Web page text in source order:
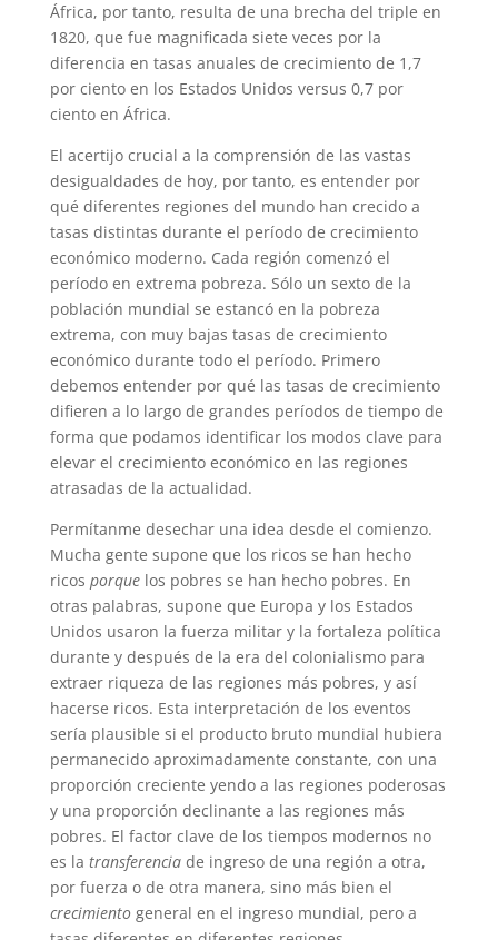
África, por tanto, resulta de una brecha del triple en
1820, que fue magnificada siete veces por la
diferencia en tasas anuales de crecimiento de 1,7
por ciento en los Estados Unidos versus 0,7 por
ciento en África.
El acertijo crucial a la comprensión de las vastas
desigualdades de hoy, por tanto, es entender por
qué diferentes regiones del mundo han crecido a
tasas distintas durante el período de crecimiento
económico moderno. Cada región comenzó el
período en extrema pobreza. Sólo un sexto de la
población mundial se estancó en la pobreza
extrema, con muy bajas tasas de crecimiento
económico durante todo el período. Primero
debemos entender por qué las tasas de crecimiento
difieren a lo largo de grandes períodos de tiempo de
forma que podamos identificar los modos clave para
elevar el crecimiento económico en las regiones
atrasadas de la actualidad.
Permítanme desechar una idea desde el comienzo.
Mucha gente supone que los ricos se han hecho
ricos porquelos pobres se han hecho pobres. En
otras palabras, supone que Europa y los Estados
Unidos usaron la fuerza militar y la fortaleza política
durante y después de la era del colonialismo para
extraer riqueza de las regiones más pobres, y así
hacerse ricos. Esta interpretación de los eventos
sería plausible si el producto bruto mundial hubiera
permanecido aproximadamente constante, con una
proporción creciente yendo a las regiones poderosas
y una proporción declinante a las regiones más
pobres. El factor clave de los tiempos modernos no
es la transferenciade ingreso de una región a otra,
por fuerza o de otra manera, sino más bien el
crecimientogeneral en el ingreso mundial, pero a